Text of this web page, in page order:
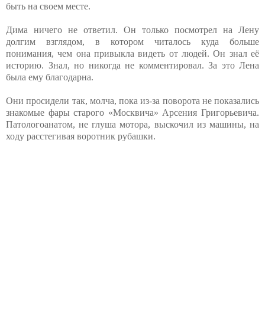
быть на своем месте.
Дима ничего не ответил. Он только посмотрел на Лену
долгим взглядом, в котором читалось куда больше
понимания, чем она привыкла видеть от людей. Он знал её
историю. Знал, но никогда не комментировал. За это Лена
была ему благодарна.
Они просидели так, молча, пока из-за поворота не показались
знакомые фары старого «Москвича» Арсения Григорьевича.
Патологоанатом, не глуша мотора, выскочил из машины, на
ходу расстегивая воротник рубашки.